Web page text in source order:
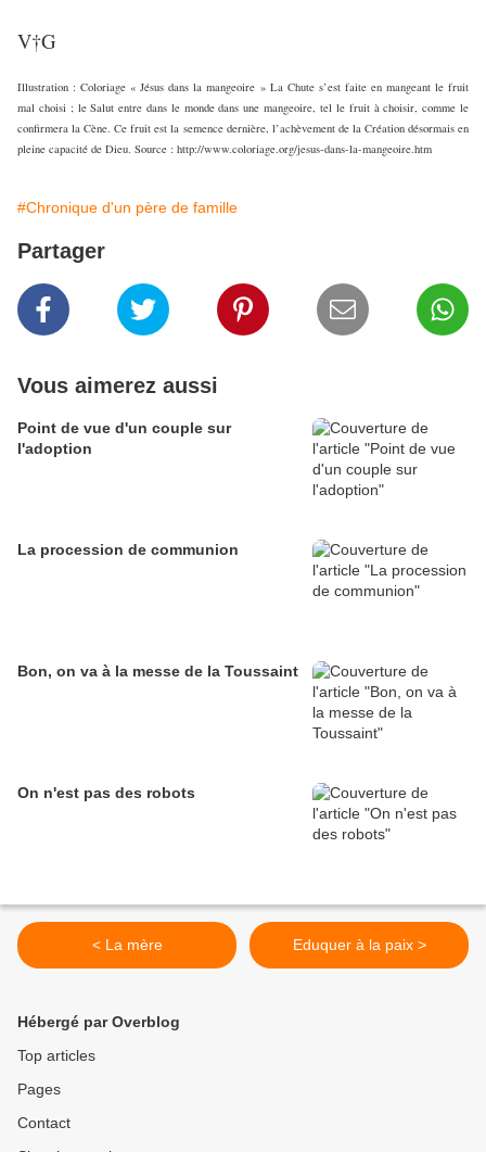
V†G
Illustration : Coloriage « Jésus dans la mangeoire » La Chute s’est faite en mangeant le fruit
mal choisi ; le Salut entre dans le monde dans une mangeoire, tel le fruit à choisir, comme le
confirmera la Cène. Ce fruit est la semence dernière, l’achèvement de la Création désormais en
pleine capacité de Dieu. Source : http://www.coloriage.org/jesus-dans-la-mangeoire.htm
#Chronique d'un père de famille
Partager
Vous aimerez aussi
Point de vue d'un couple sur
l'adoption
La procession de communion
Bon, on va à la messe de la Toussaint
On n'est pas des robots
< La mère Eduquer à la paix >
Hébergé par Overblog
Top articles
Pages
Contact